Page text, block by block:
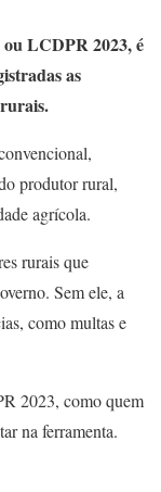
LCDPR 2023, é
as
produtor rural,
agrícola.
rurais que
Sem ele, a
como multas e
2023, como quem
na ferramenta.